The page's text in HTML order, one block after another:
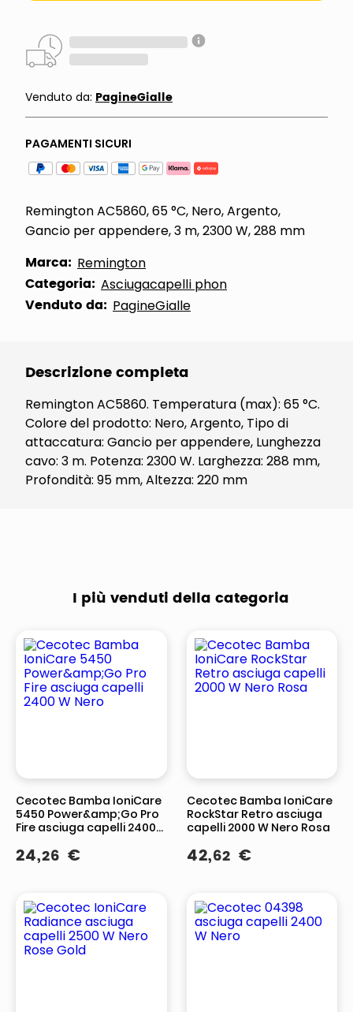
Venduto da: PagineGialle
PAGAMENTI SICURI
Remington AC5860, 65 °C, Nero, Argento,
Gancio per appendere, 3 m, 2300 W, 288 mm
Marca: Remington
Categoria: Asciugacapelli phon
Venduto da: PagineGialle
Descrizione completa
Remington AC5860. Temperatura (max): 65 °C.
Colore del prodotto: Nero, Argento, Tipo di
attaccatura: Gancio per appendere, Lunghezza
cavo: 3 m. Potenza: 2300 W. Larghezza: 288 mm,
Profondità: 95 mm, Altezza: 220 mm
I più venduti della categoria
Cecotec Bamba IoniCare
5450 Power&amp;Go Pro
Fire asciuga capelli 2400
24,26 €
Cecotec Bamba IoniCare
RockStar Retro asciuga
capelli 2000 W Nero Rosa
42,62 €